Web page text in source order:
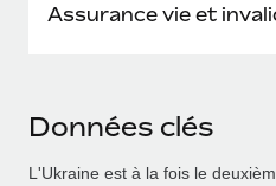
Assurance vie et
Données clés
L'Ukraine est à la fois le